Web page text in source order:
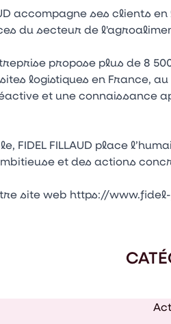
accompagne ses
du secteur de
propose plus de 8
logistiques en France,
et une connaissance
FIDEL FILLAUD place
et des actions
site web https://